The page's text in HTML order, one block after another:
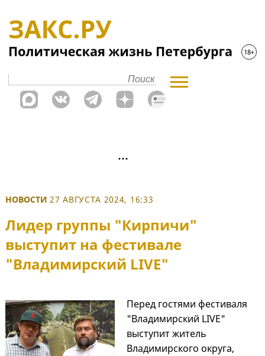
НОВОСТИ 27 АВГУСТА 2024, 16:33
Лидер группы "Кирпичи"
выступит на фестивале
"Владимирский LIVE"
Перед гостями фестиваля
"Владимирский LIVE"
выступит житель
Владимирского округа,